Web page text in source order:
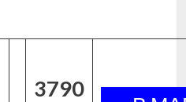
3790